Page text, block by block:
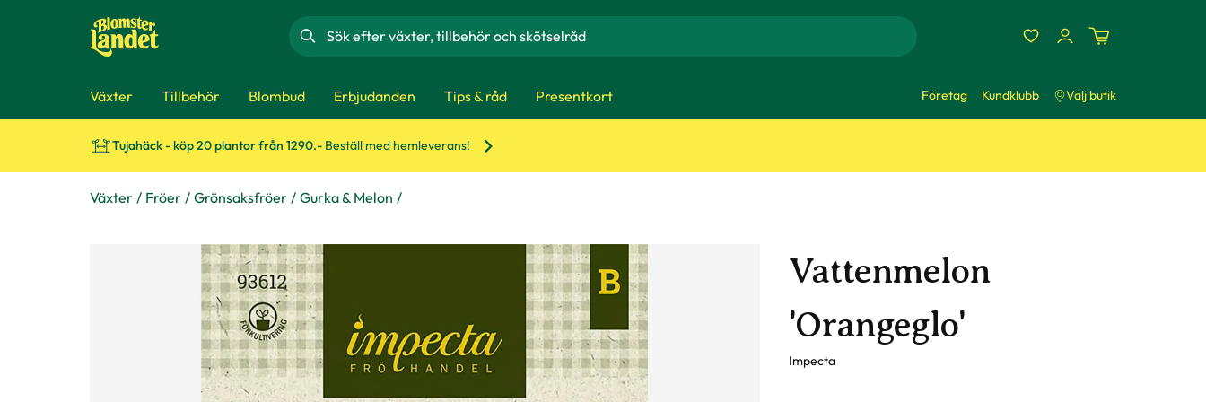
Sök
Växter Tillbehör Blombud Erbjudanden Tips & råd Presentkort Företag Kundklubb Välj butik
Tujahäck - köp 20 plantor från 1290.- Beställ med hemleverans!
Växter Fröer Grönsaksfröer Gurka & Melon
Vattenmelon
'Orangeglo'
Impecta